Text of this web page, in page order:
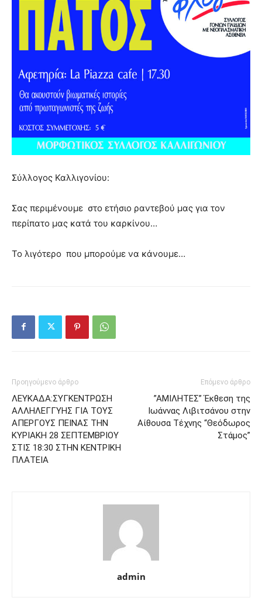
Σύλλογος Καλλιγονίου:
Σας περιμένουμε στο ετήσιο ραντεβού μας για τον
περίπατο μας κατά του καρκίνου…
Το λιγότερο που μπορούμε να κάνουμε…
Προηγούμενο άρθρο
ΛΕΥΚΑΔΑ:ΣΥΓΚΕΝΤΡΩΣΗ
ΑΛΛΗΛΕΓΓΥΗΣ ΓΙΑ ΤΟΥΣ
ΑΠΕΡΓΟΥΣ ΠΕΙΝΑΣ ΤΗΝ
ΚΥΡΙΑΚΗ 28 ΣΕΠΤΕΜΒΡΙΟΥ
ΣΤΙΣ 18:30 ΣΤΗΝ ΚΕΝΤΡΙΚΗ
ΠΛΑΤΕΙΑ
Επόμενο άρθρο
”ΑΜΙΛΗΤΕΣ” Έκθεση της
Ιωάννας Λιβιτσάνου στην
Αίθουσα Τέχνης “Θεόδωρος
Στάμος”
admin